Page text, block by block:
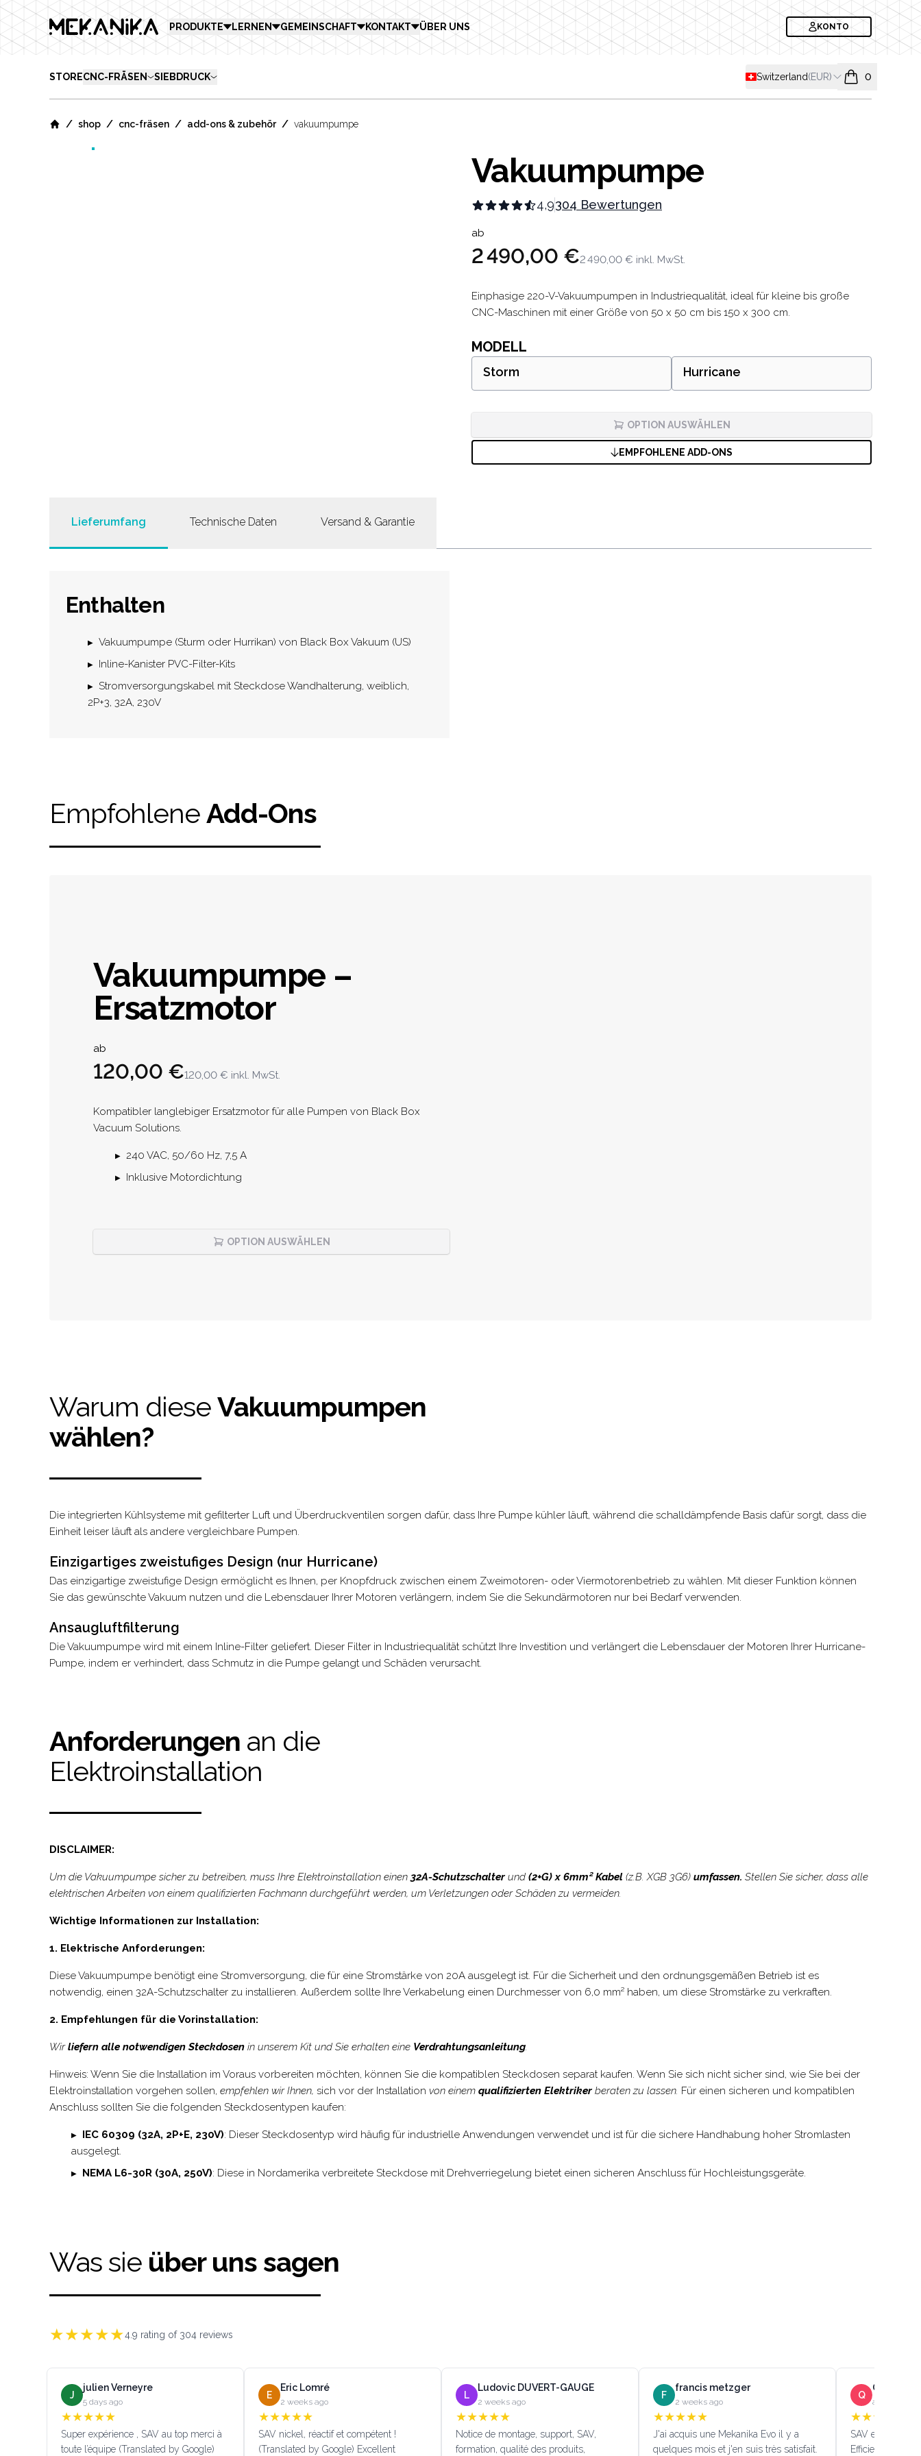
MEKANIKA PRODUKTE LERNEN GEMEINSCHAFT KONTAKT ÜBER UNS KONTO
STORECNC-FRÄSEN SIEBDRUCK Shipping country
Switzerland(EUR) 0
items in cart,
/ shop / cnc-fräsen / add-ons & zubehör / vakuumpumpe
Vakuumpumpe
4,9304 Bewertungen
Product information
ab
2 490,00 €2 490,00 € inkl. MwSt.
Description
Einphasige 220-V-Vakuumpumpen in Industriequalität, ideal für kleine bis große
CNC-Maschinen mit einer Größe von 50 x 50 cm bis 150 x 300 cm.
MODELL
Storm Hurricane
OPTION AUSWÄHLEN
EMPFOHLENE ADD-ONS
Lieferumfang Technische Daten Versand & Garantie
Enthalten
Vakuumpumpe (Sturm oder Hurrikan) von Black Box Vakuum (US)
Inline-Kanister PVC-Filter-Kits
Stromversorgungskabel mit Steckdose Wandhalterung, weiblich,
2P+3, 32A, 230V
EmpfohleneAdd-Ons
Vakuumpumpe –
Ersatzmotor
Product information
ab
120,00 €120,00 € inkl. MwSt.
Description
Kompatibler langlebiger Ersatzmotor für alle Pumpen von Black Box
Vacuum Solutions.
240 VAC, 50/60 Hz, 7,5 A
Inklusive Motordichtung
OPTION AUSWÄHLEN
Warum dieseVakuumpumpen
wählen?
Die integrierten Kühlsysteme mit gefilterter Luft und Überdruckventilen sorgen dafür, dass Ihre Pumpe kühler läuft, während die schalldämpfende Basis dafür sorgt, dass die
Einheit leiser läuft als andere vergleichbare Pumpen.
Einzigartiges zweistufiges Design (nur Hurricane)
Das einzigartige zweistufige Design ermöglicht es Ihnen, per Knopfdruck zwischen einem Zweimotoren- oder Viermotorenbetrieb zu wählen. Mit dieser Funktion können
Sie das gewünschte Vakuum nutzen und die Lebensdauer Ihrer Motoren verlängern, indem Sie die Sekundärmotoren nur bei Bedarf verwenden.
Ansaugluftfilterung
Die Vakuumpumpe wird mit einem Inline-Filter geliefert. Dieser Filter in Industriequalität schützt Ihre Investition und verlängert die Lebensdauer der Motoren Ihrer Hurricane-
Pumpe, indem er verhindert, dass Schmutz in die Pumpe gelangt und Schäden verursacht.
Anforderungen an die
Elektroinstallation
DISCLAIMER:
Um die Vakuumpumpe sicher zu betreiben, muss Ihre Elektroinstallation einen 32A-Schutzschalterund (2+G) x 6mm² Kabel (z.B. XGB 3G6) umfassen. Stellen Sie sicher, dass alle
elektrischen Arbeiten von einem qualifizierten Fachmann durchgeführt werden, um Verletzungen oder Schäden zu vermeiden.
Wichtige Informationen zur Installation:
1. Elektrische Anforderungen:
Diese Vakuumpumpe benötigt eine Stromversorgung, die für eine Stromstärke von 20A ausgelegt ist. Für die Sicherheit und den ordnungsgemäßen Betrieb ist es
notwendig, einen 32A-Schutzschalter zu installieren. Außerdem sollte Ihre Verkabelung einen Durchmesser von 6,0 mm² haben, um diese Stromstärke zu verkraften.
2. Empfehlungen für die Vorinstallation:
Wirliefern alle notwendigen Steckdosen in unserem Kit und Sie erhalten eine Verdrahtungsanleitung.
Hinweis: Wenn Sie die Installation im Voraus vorbereiten möchten, können Sie die kompatiblen Steckdosen separat kaufen. Wenn Sie sich nicht sicher sind, wie Sie bei der
Elektroinstallation vorgehen sollen, empfehlen wir Ihnen, sich vor der Installation von einem qualifizierten Elektriker beraten zu lassen. Für einen sicheren und kompatiblen
Anschluss sollten Sie die folgenden Steckdosentypen kaufen:
IEC 60309 (32A, 2P+E, 230V): Dieser Steckdosentyp wird häufig für industrielle Anwendungen verwendet und ist für die sichere Handhabung hoher Stromlasten
ausgelegt.
NEMA L6-30R (30A, 250V): Diese in Nordamerika verbreitete Steckdose mit Drehverriegelung bietet einen sicheren Anschluss für Hochleistungsgeräte.
Was sie über uns sagen
★★★★★4.9 rating of 304 reviews
J
julien Verneyre
5 days ago
★★★★★
Super expérience , SAV au top merci à
toute l’équipe (Translated by Google)
E
Eric Lomré
2 weeks ago
★★★★★
SAV nickel, réactif et compétent !
(Translated by Google) Excellent
L
Ludovic DUVERT-GAUGE
2 weeks ago
★★★★★
Notice de montage, support, SAV,
formation, qualité des produits,
F
francis metzger
2 weeks ago
★★★★★
J'ai acquis une Mekanika Evo il y a
quelques mois et j'en suis très satisfait.
Q
Quentin
a month ago
★★★
SAV efficace!!!
Efficient